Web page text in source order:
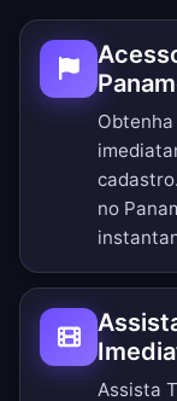
no
Assista